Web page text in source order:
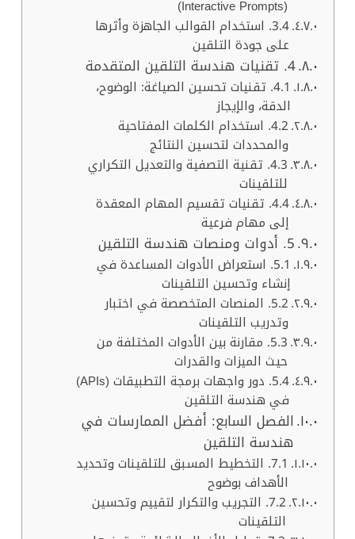
(Interactive Prompts)
3.4. استخدام القوالب الجاهزة وأثرها
على جودة التلقين
4. تقنيات هندسة التلقين المتقدمة
4.1. تقنيات تحسين الصياغة: الوضوح،
الدقة، والإيجاز
4.2. استخدام الكلمات المفتاحية
والمحددات لتحسين النتائج
4.3. تقنية التصفية والتعديل التكراري
للتلقينات
4.4. تقنيات تقسيم المهام المعقدة
إلى مهام فرعية
5. أدوات ومنصات هندسة التلقين
5.1. استعراض الأدوات المساعدة في
إنشاء وتحسين التلقينات
5.2. المنصات المتخصصة في اختبار
وتدريب التلقينات
5.3. مقارنة بين الأدوات المختلفة من
حيث الميزات والقدرات
5.4. دور واجهات برمجة التطبيقات (APIs)
في هندسة التلقين
الفصل السابع: أفضل الممارسات في
هندسة التلقين
7.1. التخطيط المسبق للتلقينات وتحديد
الأهداف بوضوح
7.2. التجريب والتكرار لتقييم وتحسين
التلقينات